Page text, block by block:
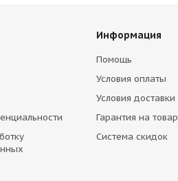
Информация
Помощь
Условия оплаты
Условия доставки
Гарантия на товар
Система скидок